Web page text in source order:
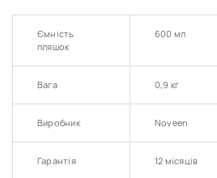
Ємність
пляшок
600 мл
Вага 0,9 кг
Виробник Noveen
Гарантія 12 місяців